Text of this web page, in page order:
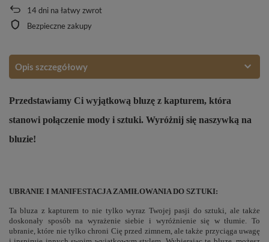
14dni na łatwy zwrot
Bezpieczne zakupy
Opis szczegółowy
Przedstawiamy Ci wyjątkową bluzę z kapturem, która
stanowi połączenie mody i sztuki. Wyróżnij się naszywką na
bluzie!
UBRANIE I MANIFESTACJA ZAMIŁOWANIA DO SZTUKI:
Ta bluza z kapturem to nie tylko wyraz Twojej pasji do sztuki, ale także
doskonały sposób na wyrażenie siebie i wyróżnienie się w tłumie. To
ubranie, które nie tylko chroni Cię przed zimnem, ale także przyciąga uwagę